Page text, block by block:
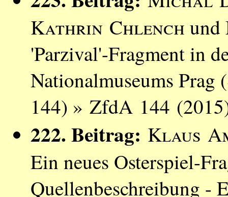
Kathrin Chlench und
'Parzival'-Fragment in
Nationalmuseums Prag
144) » ZfdA 144
222. Beitrag: Klaus
Ein neues Osterspiel-
Quellenbeschreibung -